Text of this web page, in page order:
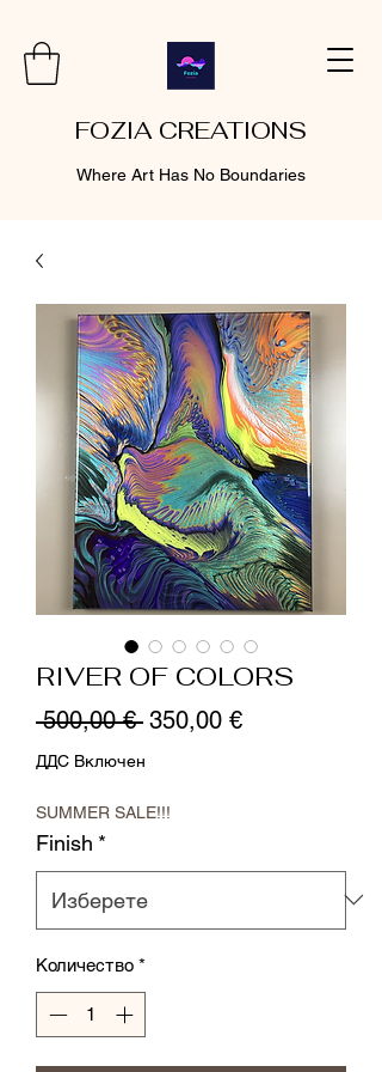
FOZIA CREATIONS
Where Art Has No Boundaries
RIVER OF COLORS
500,00 € Редовна
цена
350,00 €Продажна
ДДС Включен
SUMMER SALE!!!
Finish *
Количество *